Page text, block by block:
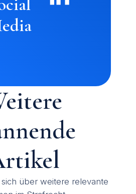
über weitere relevante